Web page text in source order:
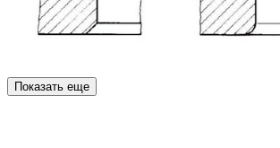
Показать еще